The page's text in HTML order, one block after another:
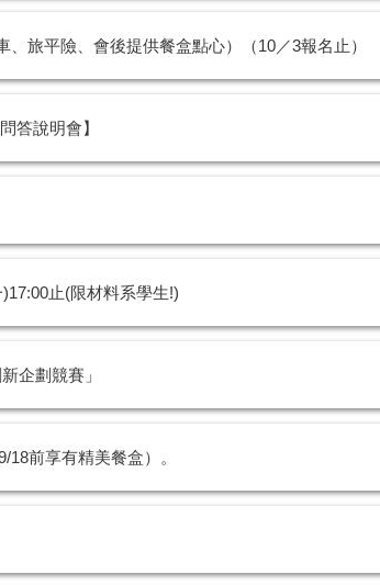
旅平險、會後提供餐盒點心）（10／3報名止）
答說明會】
止(限材料系學生!)
企劃競賽」
前享有精美餐盒）。